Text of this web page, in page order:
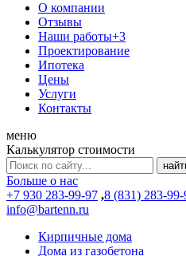
О компании
Отзывы
Наши работы+3
Проектирование
Ипотека
Цены
Услуги
Контакты
меню
Калькулятор стоимости
Больше о нас
+7 930 283-99-97 ,8 (831) 283-99-
info@bartenn.ru
Кирпичные дома
Дома из газобетона